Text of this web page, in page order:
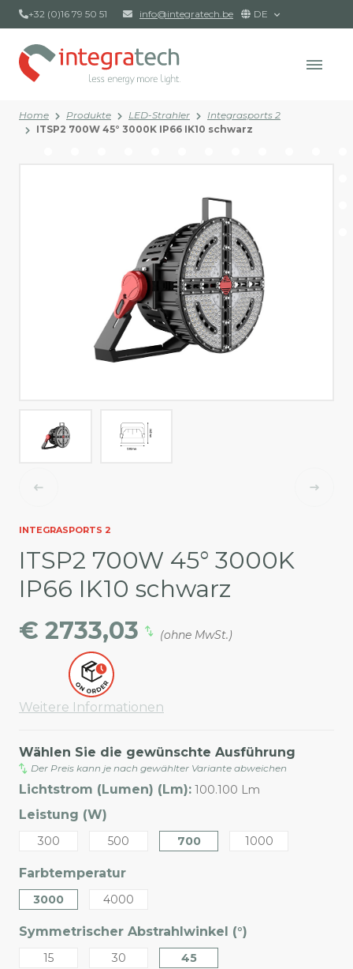
+32 (0)16 79 50 51 info@integratech.be DE
Home Produkte LED-Strahler
Integrasports 2
ITSP2 700W 45° 3000K IP66 IK10 schwarz
INTEGRASPORTS 2
ITSP2 700W 45° 3000K
IP66 IK10 schwarz
€ 2733,03
(ohne MwSt.)
Weitere Informationen
Wählen Sie die gewünschte Ausführung
Der Preis kann je nach gewählter Variante abweichen
Lichtstrom (Lumen) (Lm): 100.100 Lm
Leistung (W)
300 500 700 1000
Farbtemperatur
3000 4000
Symmetrischer Abstrahlwinkel (°)
15 30 45